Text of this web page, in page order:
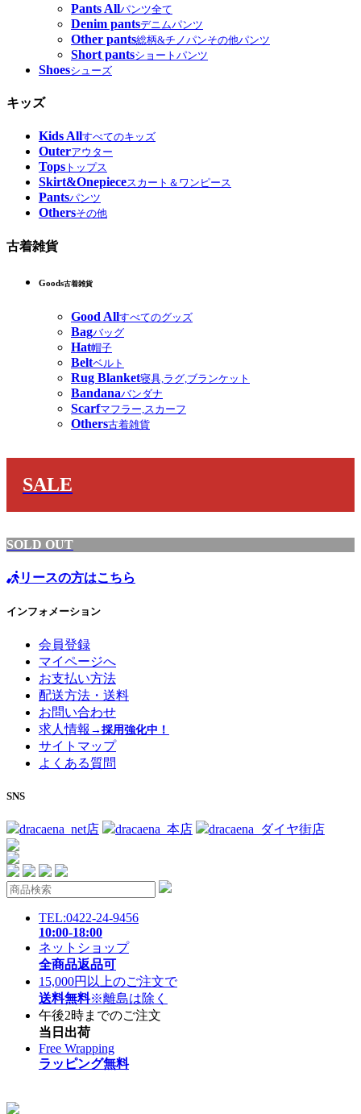
Pants Allパンツ全て
Denim pantsデニムパンツ
Other pants総柄&チノパンその他パンツ
Short pantsショートパンツ
Shoesシューズ
キッズ
Kids Allすべてのキッズ
Outerアウター
Tops トップス
Skirt&Onepieceスカート＆ワンピース
Pantsパンツ
Othersその他
古着雑貨
Goods古着雑貨
Good Allすべてのグッズ
Bagバッグ
Hat帽子
Beltベルト
Rug Blanket寝具,ラグ,ブランケット
Bandanaバンダナ
Scarfマフラー,スカーフ
Others古着雑貨
SALE
SOLD OUT
リースの方はこちら
インフォメーション
会員登録
マイページへ
お支払い方法
配送方法・送料
お問い合わせ
求人情報 →採用強化中！
サイトマップ
よくある質問
SNS
dracaena_net店 dracaena_本店 dracaena_ダイヤ街店
TEL:0422-24-9456
10:00-18:00
ネットショップ
全商品返品可
15,000円以上のご注文で
送料無料※離島は除く
午後2時までのご注文
当日出荷
Free Wrapping
ラッピング無料